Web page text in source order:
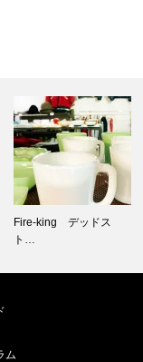
美しいヴィンテージブ
ランド革靴…
ム